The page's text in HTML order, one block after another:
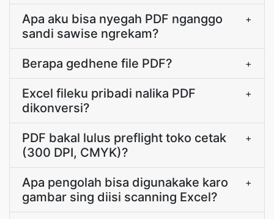
Apa aku bisa nyegah PDF nganggo
sandi sawise ngrekam?
+
Berapa gedhene file PDF? +
Excel fileku pribadi nalika PDF
dikonversi?
+
PDF bakal lulus preflight toko cetak
(300 DPI, CMYK)?
+
Apa pengolah bisa digunakake karo
gambar sing diisi scanning Excel?
+